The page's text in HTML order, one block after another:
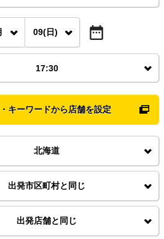
09(日)
17:30
キーワードから店舗を設定
北海道
出発市区町村と同じ
出発店舗と同じ